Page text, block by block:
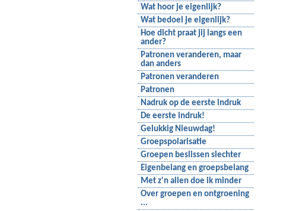
Wat hoor je eigenlijk?
Wat bedoel je eigenlijk?
Hoe dicht praat jij langs een
ander?
Patronen veranderen, maar
dan anders
Patronen veranderen
Patronen
Nadruk op de eerste indruk
De eerste indruk!
Gelukkig Nieuwdag!
Groepspolarisatie
Groepen beslissen slechter
Eigenbelang en groepsbelang
Met z'n allen doe ik minder
Over groepen en ontgroening
...